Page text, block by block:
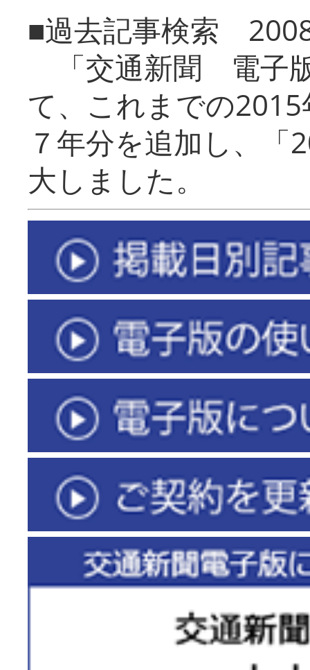
■過去記事検索
「交通新聞 電子
て、これまでの
７年分を追加し、「
大しまし